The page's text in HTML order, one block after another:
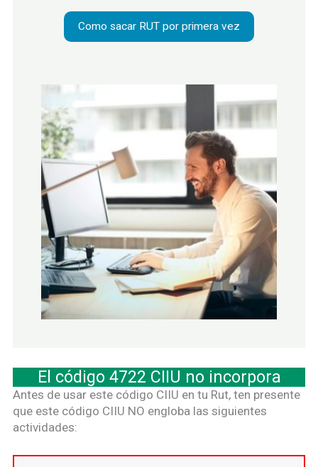
Como sacar RUT por primera vez
El código 4722 CIIU no incorpora
Antes de usar este código CIIU en tu Rut, ten presente
que este código CIIU NO engloba las siguientes
actividades: